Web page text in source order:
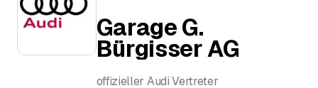
Garage G.
Bürgisser AG
offizieller Audi Vertreter